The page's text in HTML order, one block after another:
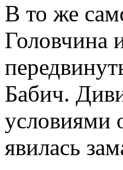
В то же
Головчина
Бабич.
условиями
явилась